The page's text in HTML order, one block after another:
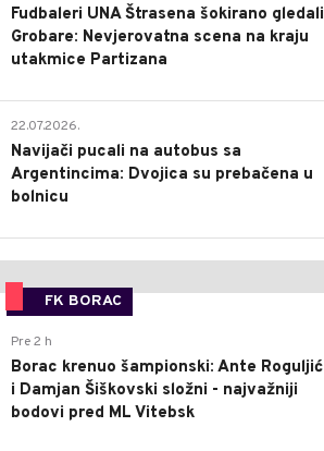
Fudbaleri UNA Štrasena šokirano gledali
Grobare: Nevjerovatna scena na kraju
utakmice Partizana
22.07.2026.
Navijači pucali na autobus sa
Argentincima: Dvojica su prebačena u
bolnicu
FK BORAC
Pre 2 h
Borac krenuo šampionski: Ante Roguljić
i Damjan Šiškovski složni - najvažniji
bodovi pred ML Vitebsk